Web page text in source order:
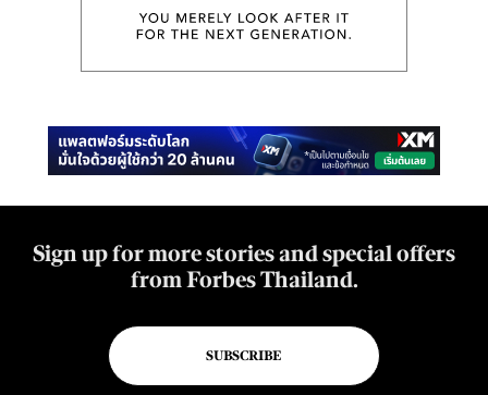
Sign up for more stories and special offers
from Forbes Thailand.
SUBSCRIBE